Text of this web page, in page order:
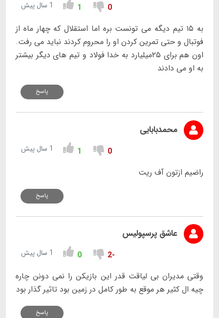
0
1 1 سال پیش
به ۱۵ تیم دیگه می تونست بره اما استقلال که چهار ماه از
فوتبال و حتی تمرین کردن او را محروم کردند نباید می رفت.
اون هم برای ۲۵میلیارد به خدا فولاد و تیم های دیگر بیشتر
به او می دادند
پاسخ
محمدبابایی
0
1 1 سال پیش
راضیم ازتون آف ریت
پاسخ
عاشق پرسپولیس
-2
0 1 سال پیش
وقتی مدیران بی لیاقت قدر این بازیکن را نمی دونن چاره
چیه ال کثیر هر موقع به طور کامل در زمین بود تاثیر گذار بود
پاسخ